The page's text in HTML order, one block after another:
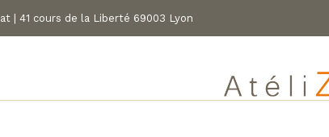
| 41 cours de la Liberté 69003 Lyon